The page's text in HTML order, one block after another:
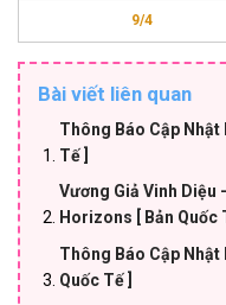
9/4
Bài viết liên quan
Thông Báo Cập Nhật
Tế ]
Vương Giả Vinh Diệu
Horizons [ Bản Quốc
Thông Báo Cập Nhật
Quốc Tế ]